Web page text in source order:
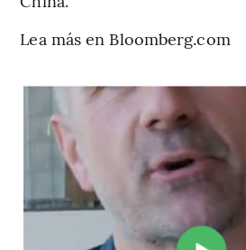
Lea más en Bloomberg.com